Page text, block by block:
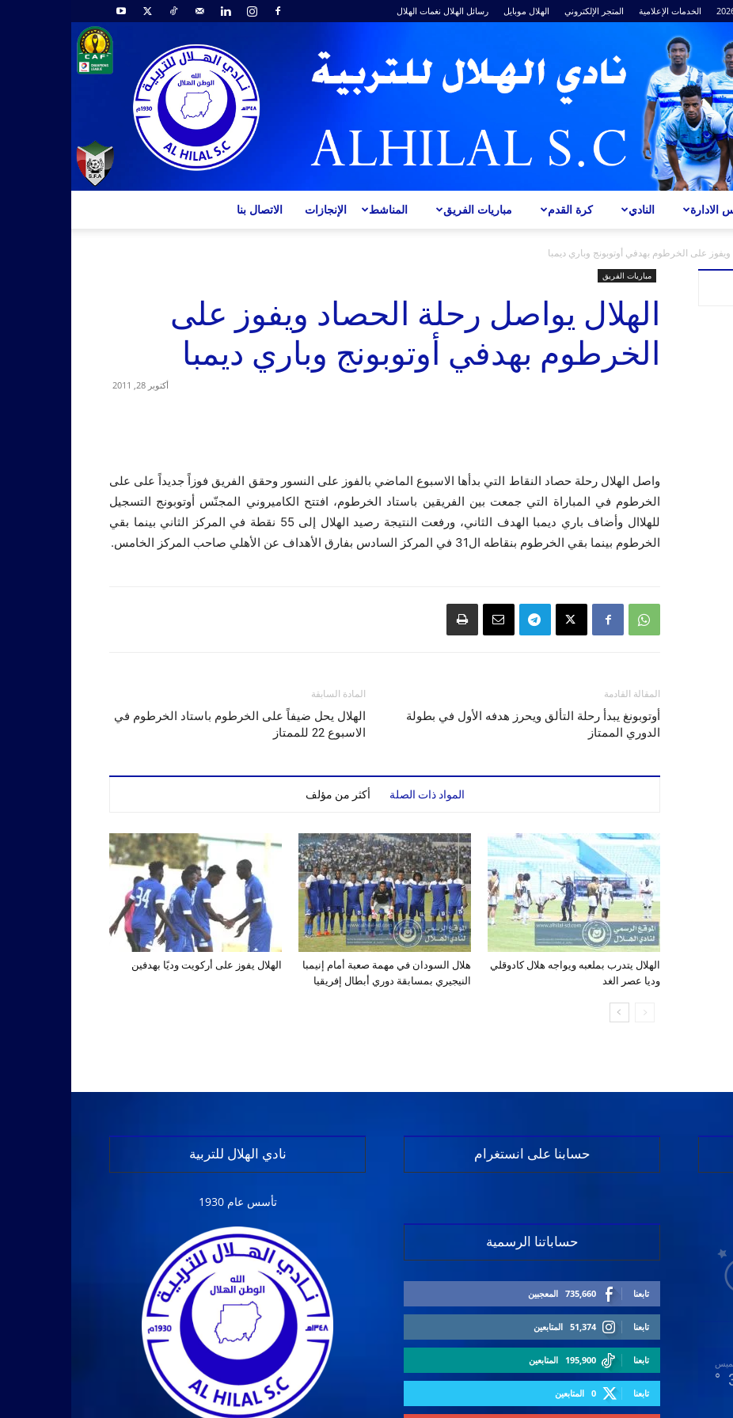
الخدمات الإعلامية المتجر الإلكتروني الهلال موبايل رسائل الهلال نغمات الهلال
الاتصال بنا الإنجازات المناشط مباريات الفريق كرة القدم النادي الادارة
على الخرطوم بهدفي أوتوبونج وباري ديمبا
مباريات الفريق
الهلال يواصل رحلة الحصاد ويفوز على
الخرطوم بهدفي أوتوبونج وباري ديمبا
أكتوبر 28, 2011
واصل الهلال رحلة حصاد النقاط التي بدأها الاسبوع الماضي بالفوز على النسور وحقق الفريق فوزاً جديداً على على
الخرطوم في المباراة التي جمعت بين الفريقين باستاد الخرطوم، افتتح الكاميروني المجنّس أوتوبونج التسجيل
للهلاال وأضاف باري ديمبا الهدف الثاني، ورفعت النتيجة رصيد الهلال إلى 55 نقطة في المركز الثاني بينما بقي
الخرطوم بينما بقي الخرطوم بنقاطه ال31 في المركز السادس بفارق الأهداف عن الأهلي صاحب المركز الخامس.
المادة السابقة
الهلال يحل ضيفاً على الخرطوم باستاد الخرطوم في
الاسبوع 22 للممتاز
المقالة القادمة
أوتوبونغ يبدأ رحلة التألق ويحرز هدفه الأول في بطولة
الدوري الممتاز
المواد ذات الصلة أكثر من مؤلف
الهلال يفوز على أركويت وديًا بهدفين
هلال السودان في مهمة صعبة أمام إنيمبا
النيجيري بمسابقة دوري أبطال إفريقيا
الهلال يتدرب بملعبه ويواجه هلال كادوقلي
وديا عصر الغد
نادي الهلال للتربية
تأسس عام 1930
حسابنا على انستغرام
حساباتنا الرسمية
735,660 المعجبين تابعنا
51,374 المتابعين تابعنا
195,900 المتابعين تابعنا
0 المتابعين تابعنا
°